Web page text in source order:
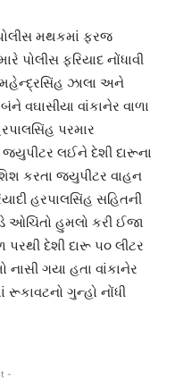
મથકમાં ફરજ
પોલીસ ફરિયાદ નોંધાવી
ઝાલા અને
વઘાસીયા વાંકાનેર વાળા
પરમાર
લઈને દેશી દારૂના
કરતા જ્યુપીટર વાહન
હરપાલસિંહ સહિતની
ઓચિંતો હુમલો કરી ઈજા
દેશી દારૂ ૫૦ લીટર
ગયા હતા વાંકાનેર
ગુન્હો નોંધી
-